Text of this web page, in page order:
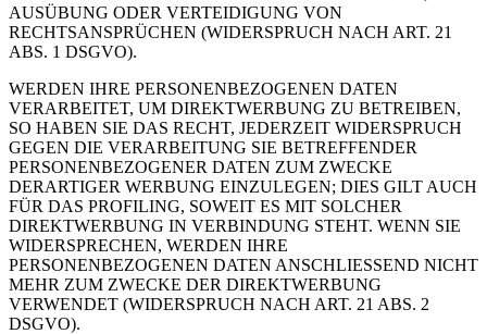
AUSÜBUNG ODER VERTEIDIGUNG VON
RECHTSANSPRÜCHEN (WIDERSPRUCH NACH ART. 21
ABS. 1 DSGVO).
WERDEN IHRE PERSONENBEZOGENEN DATEN
VERARBEITET, UM DIREKTWERBUNG ZU BETREIBEN,
SO HABEN SIE DAS RECHT, JEDERZEIT WIDERSPRUCH
GEGEN DIE VERARBEITUNG SIE BETREFFENDER
PERSONENBEZOGENER DATEN ZUM ZWECKE
DERARTIGER WERBUNG EINZULEGEN; DIES GILT AUCH
FÜR DAS PROFILING, SOWEIT ES MIT SOLCHER
DIREKTWERBUNG IN VERBINDUNG STEHT. WENN SIE
WIDERSPRECHEN, WERDEN IHRE
PERSONENBEZOGENEN DATEN ANSCHLIESSEND NICHT
MEHR ZUM ZWECKE DER DIREKTWERBUNG
VERWENDET (WIDERSPRUCH NACH ART. 21 ABS. 2
DSGVO).